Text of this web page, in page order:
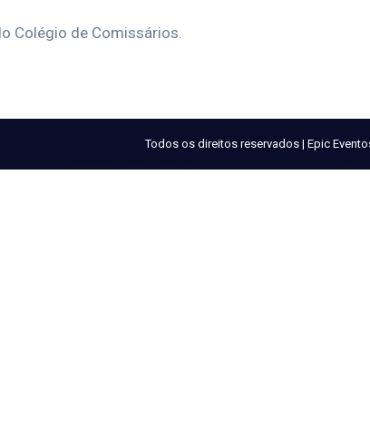
Colégio de Comissários.
Todos os direitos reservados | Epic